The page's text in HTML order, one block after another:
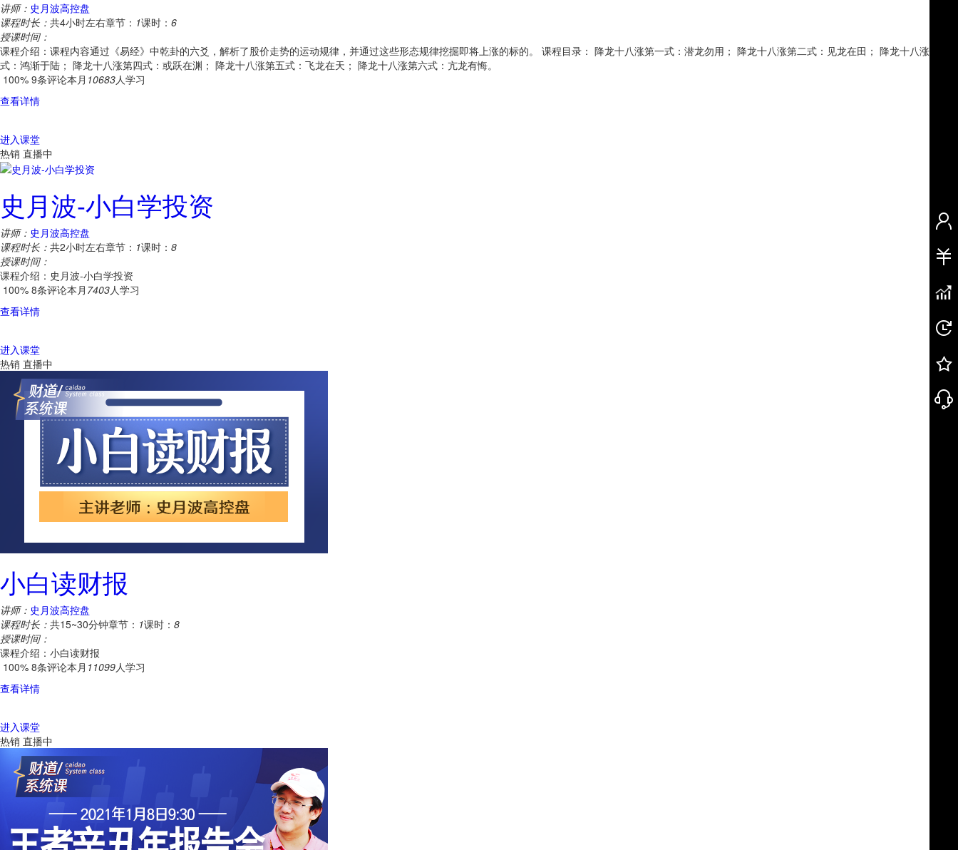
讲师： 史月波高控盘
课程时长： 共4小时左右章节： 1课时： 6
授课时间：
课程介绍：课程内容通过《易经》中乾卦的六爻，解析了股价走势的运动规律，并通过这些形态规律挖掘即将上涨的标的。 课程目录： 降龙十八涨第一式：潜龙勿用； 降龙十八涨第二式：见龙在田； 降龙十八涨第三
式：鸿渐于陆； 降龙十八涨第四式：或跃在渊； 降龙十八涨第五式：飞龙在天； 降龙十八涨第六式：亢龙有悔。
100% 9条评论本月 10683人学习
查看详情
进入课堂
热销 直播中
史月波-小白学投资
讲师： 史月波高控盘
课程时长： 共2小时左右章节： 1课时： 8
授课时间：
课程介绍：史月波-小白学投资
100% 8条评论本月 7403人学习
查看详情
进入课堂
热销 直播中
小白读财报
讲师： 史月波高控盘
课程时长： 共15~30分钟章节： 1课时： 8
授课时间：
课程介绍：小白读财报
100% 8条评论本月 11099人学习
查看详情
进入课堂
热销 直播中